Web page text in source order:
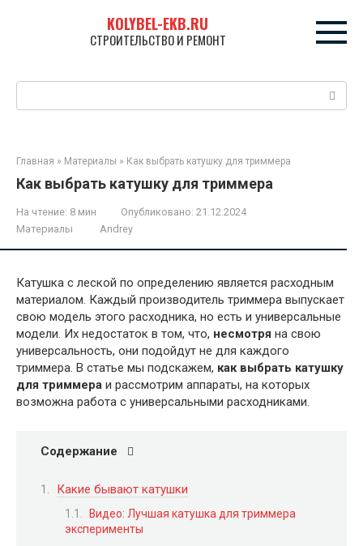
KOLYBEL-EKB.RU
СТРОИТЕЛЬСТВО И РЕМОНТ
Главная » Материалы » Как выбрать катушку для триммера
Как выбрать катушку для триммера
На чтение: 8 мин Опубликовано: 21.12.2024
Материалы
Andrey
Катушка с леской по определению является расходным
материалом. Каждый производитель триммера выпускает
свою модель этого расходника, но есть и универсальные
модели. Их недостаток в том, что, несмотря на свою
универсальность, они подойдут не для каждого
триммера. В статье мы подскажем, как выбрать катушку
для триммера и рассмотрим аппараты, на которых
возможна работа с универсальными расходниками.
Содержание
Какие бывают катушки
Видео: Лучшая катушка для триммера
эксперименты